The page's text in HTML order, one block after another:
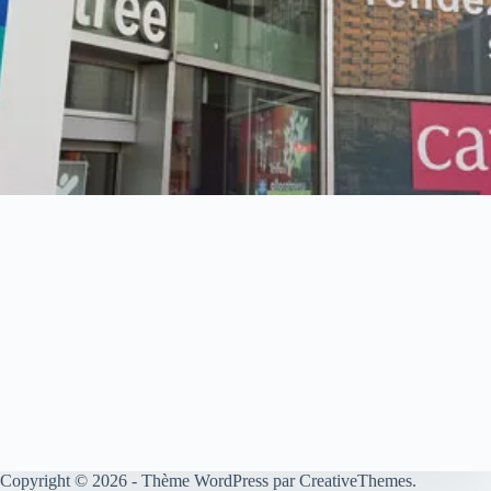
Copyright © 2026 - Thème WordPress parCreativeThemes.